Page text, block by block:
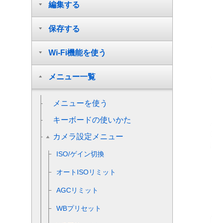
編集する
保存する
Wi-Fi機能を使う
メニュー一覧
メニューを使う
キーボードの使いかた
カメラ設定メニュー
ISO/ゲイン切換
オートISOリミット
AGCリミット
WBプリセット